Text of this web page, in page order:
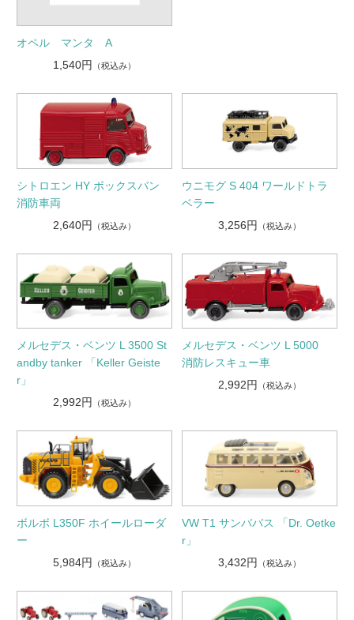
オペル マンタ A
1,540円
（税込み）
シトロエン HY ボックスバン
消防車両
2,640円
（税込み）
ウニモグ S 404 ワールドトラ
ベラー
3,256円
（税込み）
メルセデス・ベンツ L 3500 St
andby tanker 「Keller Geiste
r」
2,992円
（税込み）
メルセデス・ベンツ L 5000
消防レスキュー車
2,992円
（税込み）
ボルボ L350F ホイールローダ
ー
5,984円
（税込み）
VW T1 サンババス 「Dr. Oetke
r」
3,432円
（税込み）